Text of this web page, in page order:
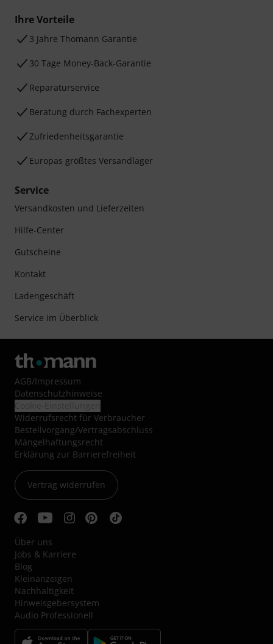
Ihre Vorteile
3 Jahre Thomann Garantie
30 Tage Money-Back-Garantie
Reparaturservice
Beratung durch Fachexperten
Zufriedenheitsgarantie
Europas größtes Versandlager
Service
Versandkosten und Lieferzeiten
Hilfe-Center
Gutscheine
Kontakt
Ladengeschäft
Service im Überblick
AGB/Impressum
Datenschutzhinweise
Widerrufsrecht für Verbraucher
Bestellvorgang/Vertragsabschluss
Mängelhaftungsrecht
Erklärung zur Barrierefreiheit
Vertrag widerrufen
Über uns
Jobs & Karriere
Blog
Kleinanzeigen
Nachhaltigkeit
Hinweisgebersystem
Audio Professionell